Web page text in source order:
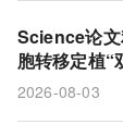
整合素α5
Science论
胞转移定植“
免疫，巨噬细
2026-08-03